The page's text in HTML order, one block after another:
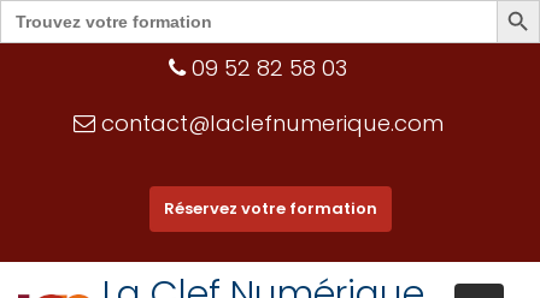
Search
for:
09 52 82 58 03
contact@laclefnumerique.com
Réservez votre formation